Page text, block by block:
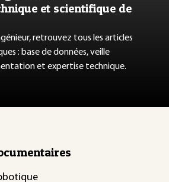
et scientifique de
retrouvez tous les articles
: base de données, veille
et expertise technique.